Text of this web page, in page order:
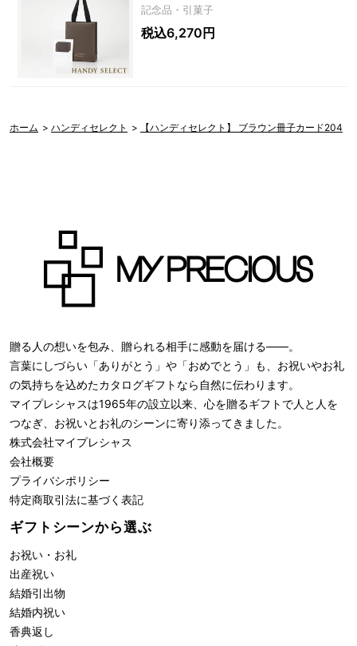
記念品・引菓子
税込6,270円
ホーム > ハンディセレクト > 【ハンディセレクト】 ブラウン冊子カード204
贈る人の想いを包み、贈られる相手に感動を届ける――。
言葉にしづらい「ありがとう」や「おめでとう」も、お祝いやお礼
の気持ちを込めたカタログギフトなら自然に伝わります。
マイプレシャスは1965年の設立以来、心を贈るギフトで人と人を
つなぎ、お祝いとお礼のシーンに寄り添ってきました。
株式会社マイプレシャス
会社概要
プライバシポリシー
特定商取引法に基づく表記
ギフトシーンから選ぶ
お祝い・お礼
出産祝い
結婚引出物
結婚内祝い
香典返し